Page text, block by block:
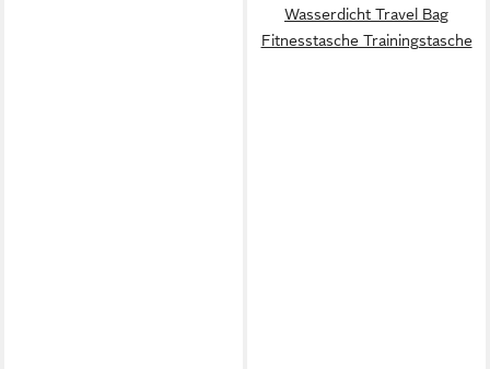
Wasserdicht Travel Bag
Fitnesstasche Trainingstasche